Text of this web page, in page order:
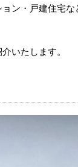
ン・戸建住宅
いたします。